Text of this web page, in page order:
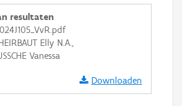
resultaten
Elly N.A.,
Vanessa
Downloaden